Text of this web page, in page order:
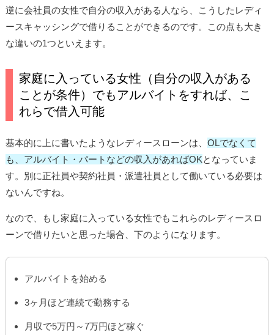
逆に会社員の女性で自分の収入がある人なら、こうしたレディ
ースキャッシングで借りることができるのです。この点も大き
な違いの1つといえます。
家庭に入っている女性（自分の収入がある
ことが条件）でもアルバイトをすれば、こ
れらで借入可能
基本的に上に書いたようなレディースローンは、OLでなくて
も、アルバイト・パートなどの収入があればOKとなっていま
す。別に正社員や契約社員・派遣社員として働いている必要は
ないんですね。
なので、もし家庭に入っている女性でもこれらのレディースロ
ーンで借りたいと思った場合、下のようになります。
アルバイトを始める
3ヶ月ほど連続で勤務する
月収で5万円～7万円ほど稼ぐ